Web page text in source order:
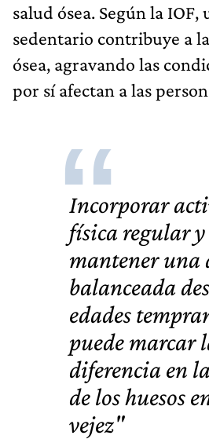
salud ósea. Según la
sedentario contribuye a
ósea, agravando las
por sí afectan a las
Incorporar
física regulary
mantener una
balanceada
edades
puede marcar
diferencia en
de los huesos
vejez"